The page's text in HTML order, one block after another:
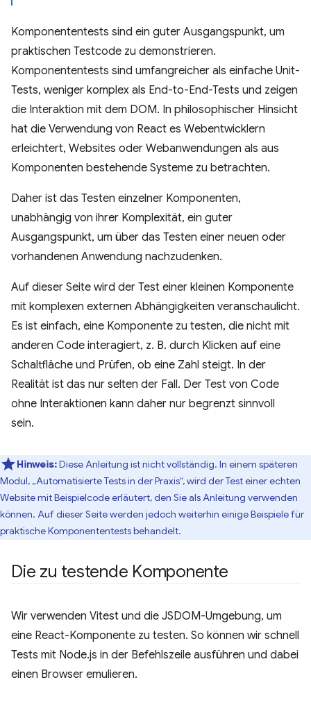
Komponententests sind ein guter Ausgangspunkt, um
praktischen Testcode zu demonstrieren.
Komponententests sind umfangreicher als einfache Unit-
Tests, weniger komplex als End-to-End-Tests und zeigen
die Interaktion mit dem DOM. In philosophischer Hinsicht
hat die Verwendung von React es Webentwicklern
erleichtert, Websites oder Webanwendungen als aus
Komponenten bestehende Systeme zu betrachten.
Daher ist das Testen einzelner Komponenten,
unabhängig von ihrer Komplexität, ein guter
Ausgangspunkt, um über das Testen einer neuen oder
vorhandenen Anwendung nachzudenken.
Auf dieser Seite wird der Test einer kleinen Komponente
mit komplexen externen Abhängigkeiten veranschaulicht.
Es ist einfach, eine Komponente zu testen, die nicht mit
anderen Code interagiert, z. B. durch Klicken auf eine
Schaltfläche und Prüfen, ob eine Zahl steigt. In der
Realität ist das nur selten der Fall. Der Test von Code
ohne Interaktionen kann daher nur begrenzt sinnvoll
sein.
Hinweis:Diese Anleitung ist nicht vollständig. In einem späteren
Modul, „Automatisierte Tests in der Praxis“, wird der Test einer echten
Website mit Beispielcode erläutert, den Sie als Anleitung verwenden
können. Auf dieser Seite werden jedoch weiterhin einige Beispiele für
praktische Komponententests behandelt.
Die zu testende Komponente
Wir verwenden Vitest und die JSDOM-Umgebung, um
eine React-Komponente zu testen. So können wir schnell
Tests mit Node.js in der Befehlszeile ausführen und dabei
einen Browser emulieren.